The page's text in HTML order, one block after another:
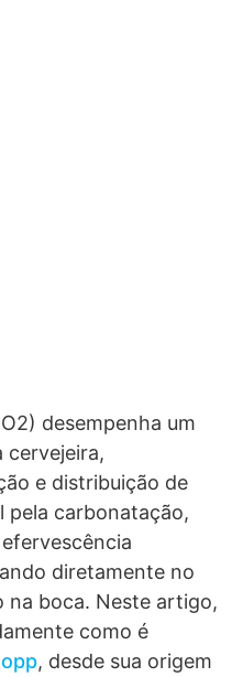
desempenha um
cervejeira,
e distribuição de
pela carbonatação,
diretamente no
na boca. Neste artigo,
como é
, desde sua origem